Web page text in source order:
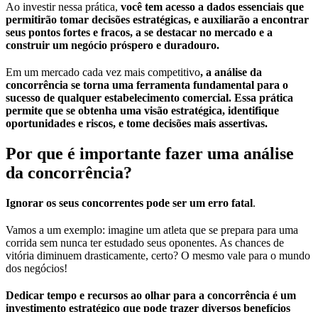
Ao investir nessa prática, você tem acesso a dados essenciais que
permitirão tomar decisões estratégicas, e auxiliarão a encontrar
seus pontos fortes e fracos, a se destacar no mercado e a
construir um negócio próspero e duradouro.
Em um mercado cada vez mais competitivo, a análise da
concorrência se torna uma ferramenta fundamental para o
sucesso de qualquer estabelecimento comercial. Essa prática
permite que se obtenha uma visão estratégica, identifique
oportunidades e riscos, e tome decisões mais assertivas.
Por que é importante fazer uma análise
da concorrência?
Ignorar os seus concorrentes pode ser um erro fatal.
Vamos a um exemplo: imagine um atleta que se prepara para uma
corrida sem nunca ter estudado seus oponentes. As chances de
vitória diminuem drasticamente, certo? O mesmo vale para o mundo
dos negócios!
Dedicar tempo e recursos ao olhar para a concorrência é um
investimento estratégico que pode trazer diversos benefícios